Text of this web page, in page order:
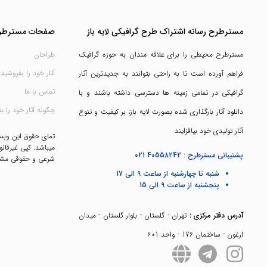
مسترطرح رسانه اشتراک طرح گرافیکی لایه باز
مسترطرح محیطی را برای علاقه مندان به حوزه گرافیک
فراهم آورده است تا به راحتی بتوانند به جدیدترین آثار
گرافیکی در تمامی زمینه ها دسترسی داشته باشند و با
دانلود آثار بارگذاری شده بصورت لایه باز، بر کیفیت و تنوع
آثار تولیدی خود بیافزایند
پشتیبانی مسترطرح : 021 40558242
شنبه تا چهارشنبه از ساعت 9 الی 17
پنجشنبه از ساعت 9 الی 15
آدرس دفتر مرکزی : تهران - گلستان - بلوار گلستان - میدان
ارغون - ساختمان 176 - واحد 601
صفحات
طراحان
آثار خود را بفروشید
تماس با ما
چگونه آثار خود را
تمای حقوق این
میباشد. کپی
شرعی و حقوقی